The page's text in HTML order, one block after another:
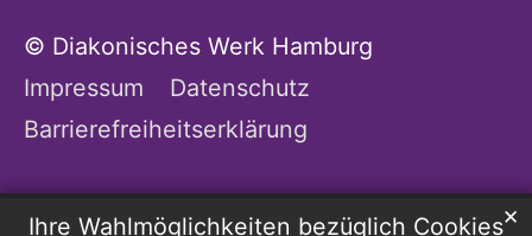
Ihre Wahlmöglichkeiten bezüglich Cookies✕
© Diakonisches Werk Hamburg
Impressum
Datenschutz
Barrierefreiheitserklärung